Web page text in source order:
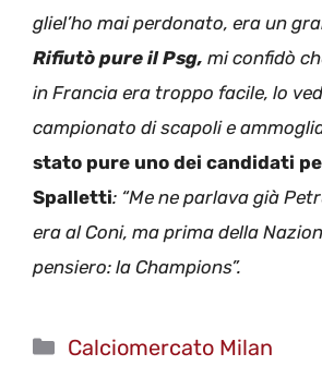
gliel’ho mai perdonato, era un
Rifiutò pure il Psg, mi confidò
in Francia era troppo facile, lo
campionato di scapoli e
stato pure uno dei candidati
Spalletti: “Me ne parlava già
era al Coni, ma prima della
pensiero: la Champions”.
Categorie
Calciomercato Milan